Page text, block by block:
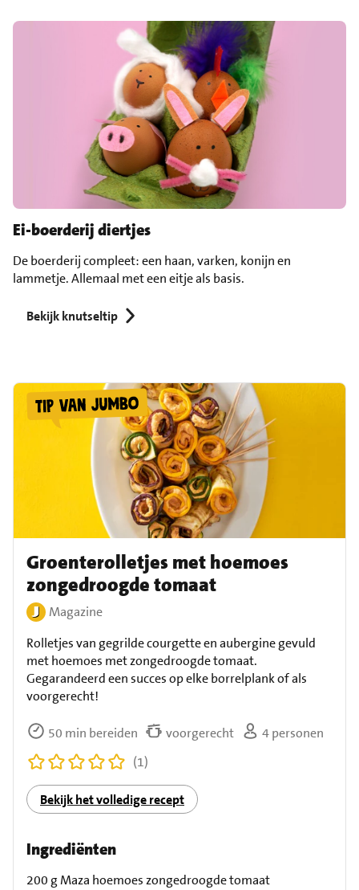
Ei-boerderij diertjes
De boerderij compleet: een haan, varken, konijn en
lammetje. Allemaal met een eitje als basis.
Bekijk knutseltip
Groenterolletjes met hoemoes
zongedroogde tomaat
Magazine
Rolletjes van gegrilde courgette en aubergine gevuld
met hoemoes met zongedroogde tomaat.
Gegarandeerd een succes op elke borrelplank of als
voorgerecht!
50 min bereiden voorgerecht
4 personen
(1)
Bekijk het volledige recept
Ingrediënten
200 g Maza hoemoes zongedroogde tomaat